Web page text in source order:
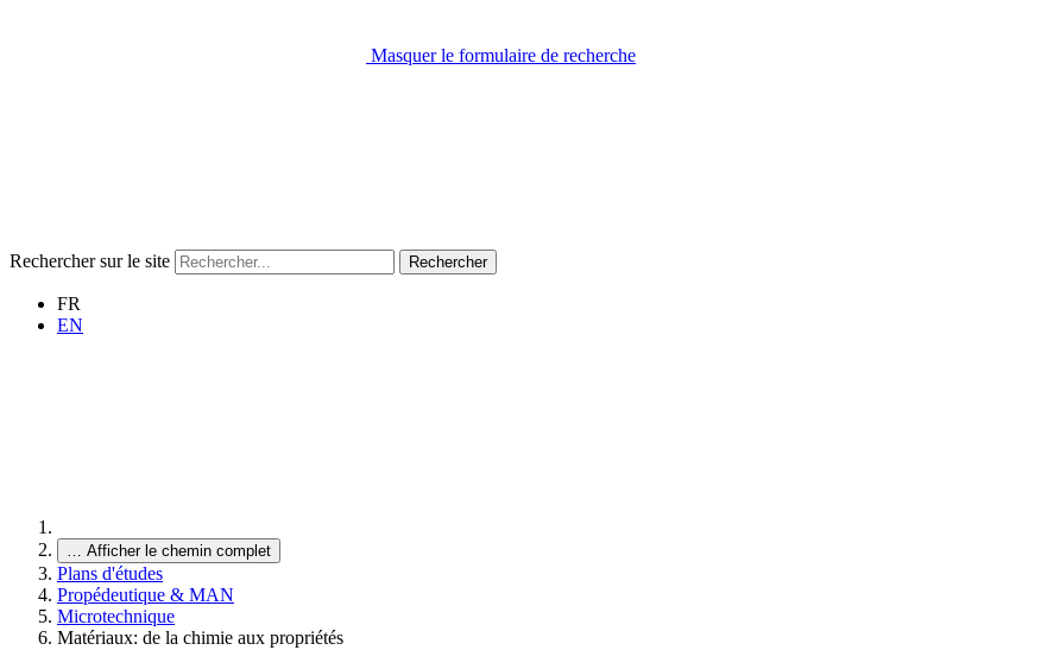
Masquer le formulaire de recherche
Rechercher sur le site Rechercher
FR
EN
… Afficher le chemin complet
Plans d'études
Propédeutique & MAN
Microtechnique
Matériaux: de la chimie aux propriétés